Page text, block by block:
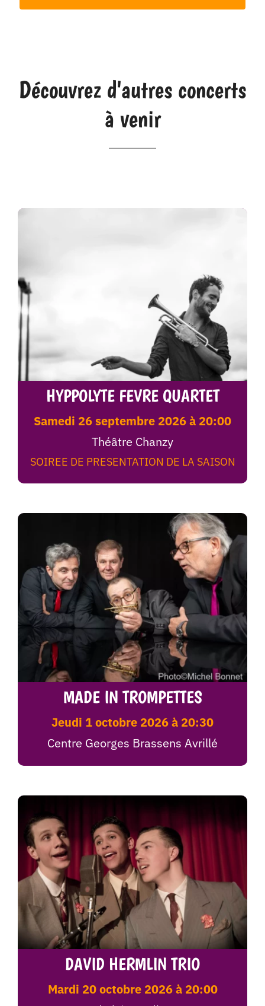
Découvrez d'autres concerts
à venir
HYPPOLYTE FEVRE QUARTET
samedi 26 septembre 2026 à 20:00
Théâtre Chanzy
SOIREE DE PRESENTATION DE LA SAISON
MADE IN TROMPETTES
jeudi 1 octobre 2026 à 20:30
Centre Georges Brassens Avrillé
DAVID HERMLIN TRIO
mardi 20 octobre 2026 à 20:00